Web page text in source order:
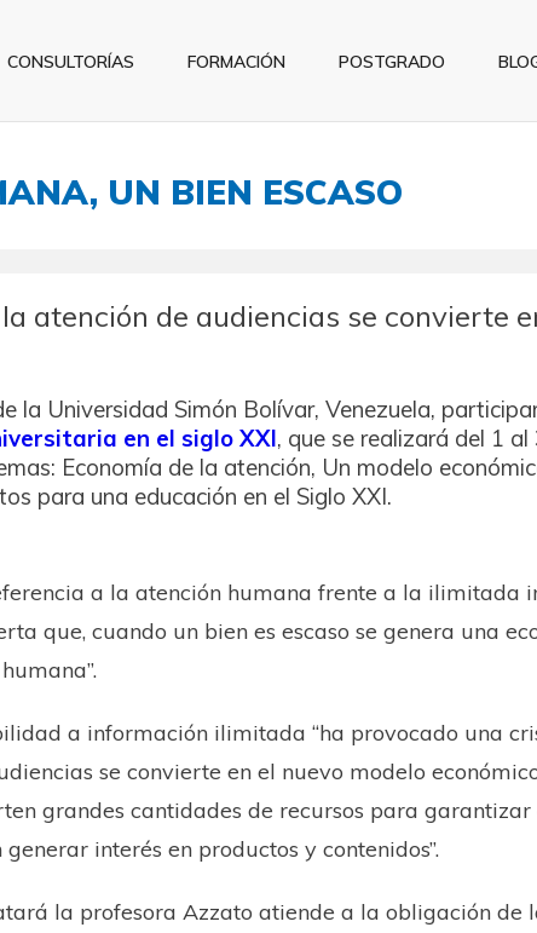
CONSULTORÍAS FORMACIÓN POSTGRADO
UN BIEN ESCASO
atención de audiencias se convierte
la Universidad Simón Bolívar, Venezuela,
en el siglo XXI, que se realizará del 1
Economía de la atención, Un modelo
para una educación en el Siglo XXI.
a la atención humana frente a la ilimitada
que, cuando un bien es escaso se genera una
a información ilimitada “ha provocado una
se convierte en el nuevo modelo
grandes cantidades de recursos para garantizar
interés en productos y contenidos”.
la profesora Azzato atiende a la obligación de